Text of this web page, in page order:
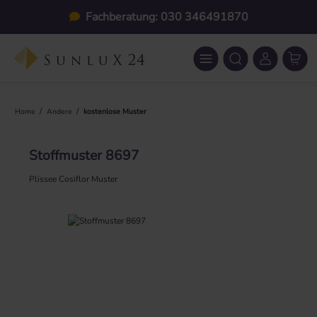
Zum Hauptinhalt springenFachberatung: 030 346491870
Home / Andere / kostenlose Muster
Stoffmuster 8697
Plissee Cosiflor Muster
Bildergalerie überspringen